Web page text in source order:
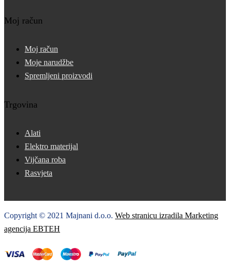
Moj račun
Moj račun
Moje narudžbe
Spremljeni proizvodi
Trgovina
Alati
Elektro materijal
Vijčana roba
Rasvjeta
Copyright © 2021 Majnani d.o.o. Web stranicu izradila Marketing
agencija EBTEH